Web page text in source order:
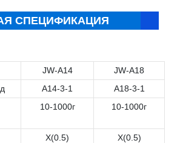
СПЕЦИФИКАЦИЯ
JW-A14
JW-A18
A14-3-1
A18-3-1
10-1000г 10-1000г
X(0.5)
X(0.5)